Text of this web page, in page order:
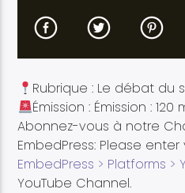
Current track
Title
Rubrique : Le débat du
Émission : Émission :
Abonnez-vous à notre
EmbedPress: Please
EmbedPress > Platforms >
YouTube Channel.